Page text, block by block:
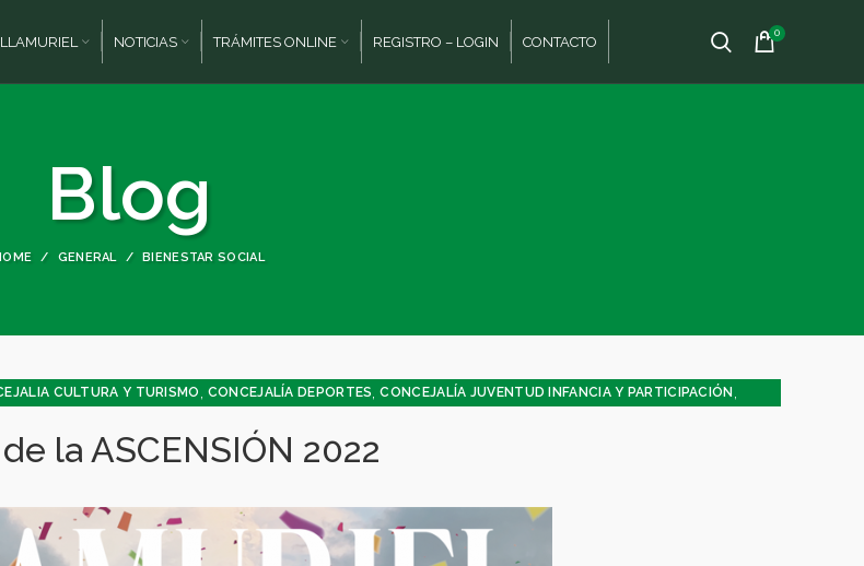
NOTICIAS TRÁMITES ONLINE REGISTRO – LOGIN CONTACTO
0
Blog
GENERAL BIENESTAR SOCIAL
CULTURA Y TURISMO CONCEJALÍA DEPORTES ,CONCEJALÍA JUVENTUD INFANCIA Y PARTICIPACIÓN
la ASCENSIÓN 2022